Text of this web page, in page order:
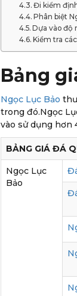
Đi kiểm
Phân biệt
Dựa vào độ
Kiểm tra
Bảng
Ngọc Lục Bảo
trong đó.Ngọc
vào sử dụng hơn
BẢNG GIÁ ĐÁ
Ngọc Lục
Bảo